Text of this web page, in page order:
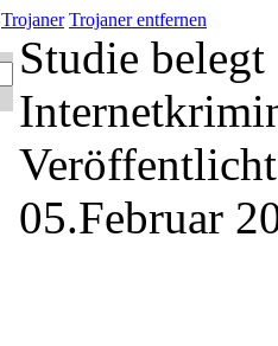
Trojaner Trojaner entfernen
Studie
05.Februar